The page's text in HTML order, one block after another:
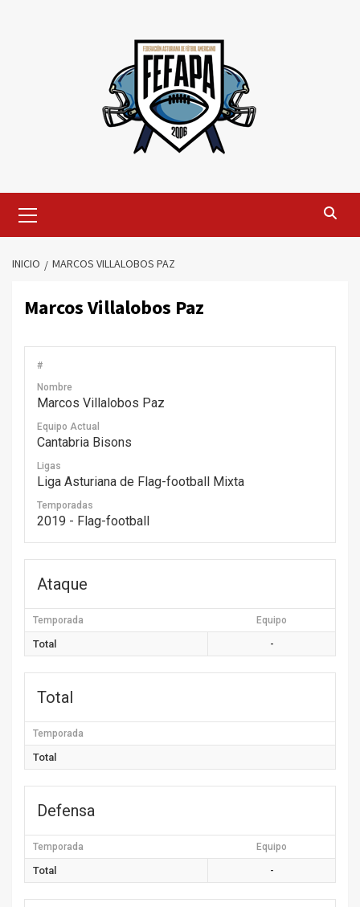
primario
INICIO MARCOS VILLALOBOS PAZ
Marcos Villalobos Paz
#
Nombre
Marcos Villalobos Paz
Equipo Actual
Cantabria Bisons
Ligas
Liga Asturiana de Flag-football Mixta
Temporadas
2019 - Flag-football
Ataque
Temporada Equipo
Total -
Total
Temporada
Total
Defensa
Temporada Equipo
Total -